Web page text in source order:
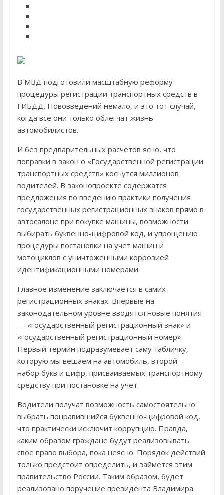
В МВД подготовили масштабную реформу
процедуры регистрации транспортных средств в
ГИБДД. Нововведений немало, и это тот случай,
когда все они только облегчат жизнь
автомобилистов.
И без предварительных расчетов ясно, что
поправки в закон о «Государственной регистрации
транспортных средств» коснутся миллионов
водителей. В законопроекте содержатся
предложения по введению практики получения
государственных регистрационных знаков прямо в
автосалоне при покупке машины, возможности
выбирать буквенно-цифровой код, и упрощению
процедуры постановки на учет машин и
мотоциклов с уничтоженными коррозией
идентификационными номерами.
Главное изменение заключается в самих
регистрационных знаках. Впервые на
законодательном уровне вводятся новые понятия
— «государственный регистрационный знак» и
«государственный регистрационный номер».
Первый термин подразумевает саму табличку,
которую мы вешаем на автомобиль, второй –
набор букв и цифр, присваиваемых транспортному
средству при постановке на учет.
Водители получат возможность самостоятельно
выбрать понравившийся буквенно-цифровой код,
что практически исключит коррупцию. Правда,
каким образом граждане будут реализовывать
свое право выбора, пока неясно. Порядок действий
только предстоит определить, и займется этим
правительство России. Таким образом, будет
реализовано поручение президента Владимира